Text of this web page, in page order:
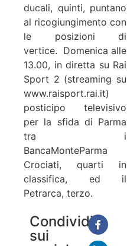
ducali, quinti, puntano
al ricogiungimento con
le posizioni di
vertice. Domenica alle
13.00, in diretta su Rai
Sport 2 (streaming su
www.raisport.rai.it)
posticipo televisivo
per la sfida di Parma
tra i
BancaMonteParma
Crociati, quarti in
classifica, ed il
Petrarca, terzo.
Condividi
sui